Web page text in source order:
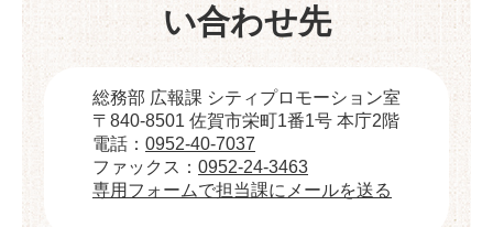
い合わせ先
総務部 広報課 シティプロモーション室
〒840-8501 佐賀市栄町1番1号 本庁2階
電話： 0952-40-7037
ファックス： 0952-24-3463
専用フォームで担当課にメールを送る